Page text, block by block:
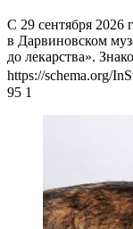
С 29 сентября 2026
в Дарвиновском
до лекарства».
https://schema.org/
95 1